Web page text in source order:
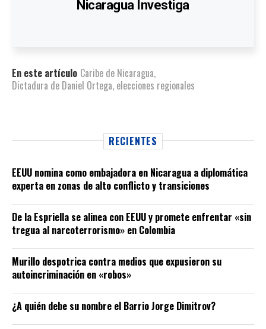
Nicaragua Investiga
En este artículo Caribe de Nicaragua,
Dictadura de Daniel Ortega, elecciones regionales
RECIENTES
EEUU nomina como embajadora en Nicaragua a diplomática
experta en zonas de alto conflicto y transiciones
De la Espriella se alinea con EEUU y promete enfrentar «sin
tregua al narcoterrorismo» en Colombia
Murillo despotrica contra medios que expusieron su
autoincriminación en «robos»
¿A quién debe su nombre el Barrio Jorge Dimitrov?